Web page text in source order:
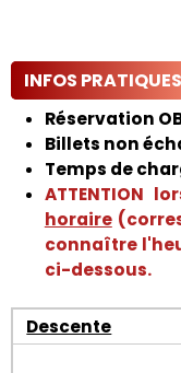
INFOS PRATIQUES
Réservation
Billets non
Temps de
ATTENTION
horaire(
connaître
ci-dessous.
Descente